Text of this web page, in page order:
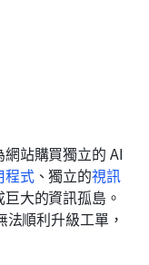
站購買獨立的 AI
程式、獨立的視訊
大的資訊孤島。
順利升級工單，